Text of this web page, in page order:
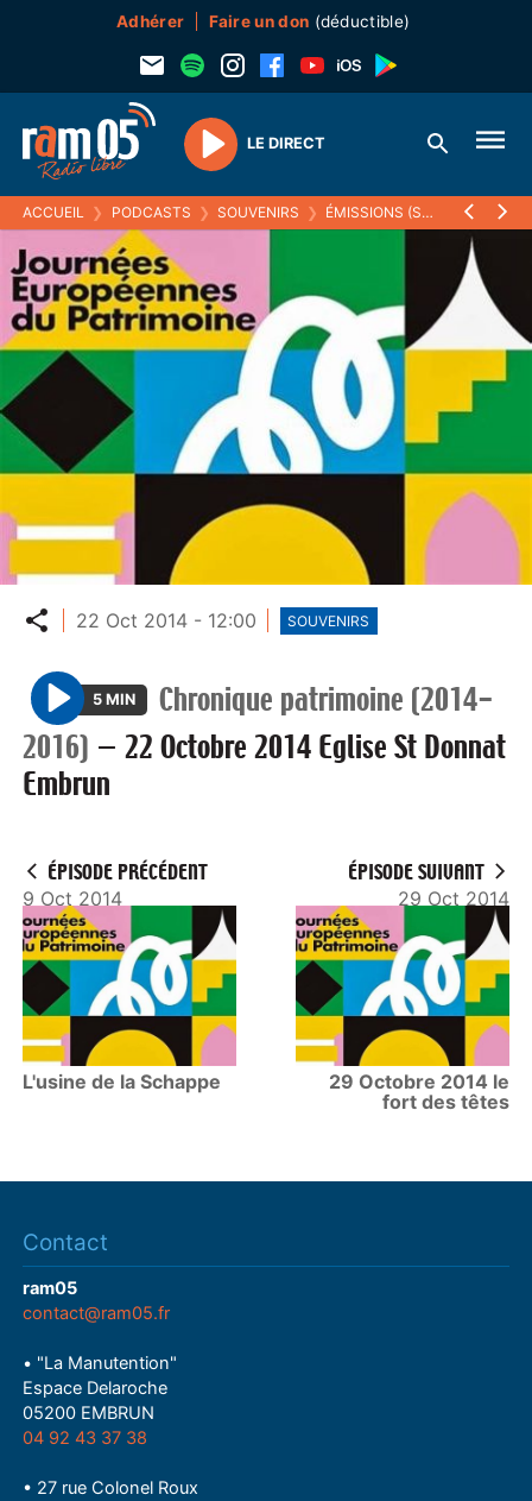
Adhérer Faire un don (déductible)
Play
LE DIRECT
ACCUEIL ❯ PODCASTS ❯ SOUVENIRS ❯ ÉMISSIONS (SOUVENIRS) ❯
Partager
22 Oct 2014 - 12:00 SOUVENIRS
P
l
a
5 MIN
Chronique patrimoine (2014-
2016) —22 Octobre 2014 Eglise St Donnat
Embrun
ÉPISODE PRÉCÉDENT
9 Oct 2014
L'usine de la Schappe
ÉPISODE SUIVANT
29 Oct 2014
29 Octobre 2014 le
fort des têtes
Contact
ram05
contact@ram05.fr
• "La Manutention"
Espace Delaroche
05200 EMBRUN
04 92 43 37 38
• 27 rue Colonel Roux